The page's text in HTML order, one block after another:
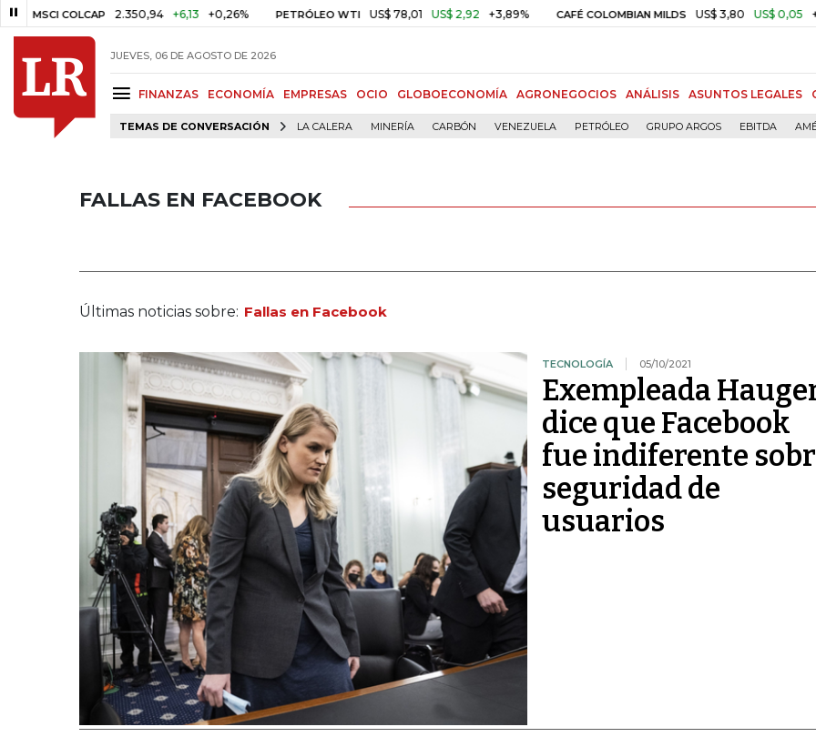
2.350,94 +6,13 +0,26% PETRÓLEO WTI US$ 78,01 US$ 2,92 +3,89% CAFÉ COLOMBIAN MILDS US$ 3,80 US$ 0,05 +1,40%
JUEVES, 06 DE AGOSTO DE 2026
FINANZAS ECONOMÍA EMPRESAS OCIO GLOBOECONOMÍA AGRONEGOCIOS ANÁLISIS ASUNTOS LEGALES
TEMAS DE CONVERSACIÓN LA CALERA MINERÍA CARBÓN VENEZUELA PETRÓLEO GRUPO ARGOS EBITDA
FALLAS EN FACEBOOK
Últimas noticias sobre: Fallas en Facebook
TECNOLOGÍA 05/10/2021
Exempleada
dice que Facebook
fue indiferente
seguridad de
usuarios